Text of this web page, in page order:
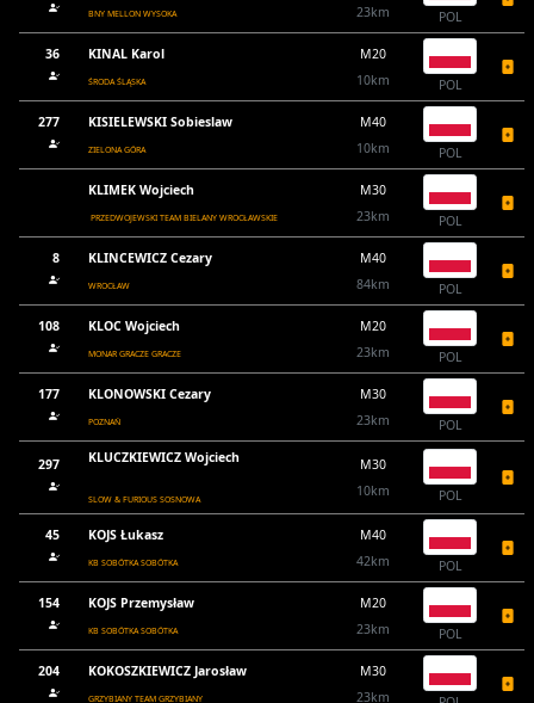
BNY MELLON WYSOKA
23km
POL
36 KINAL Karol
ŚRODA ŚLĄSKA
M20
10km
POL
277 KISIELEWSKI Sobieslaw
ZIELONA GÓRA
M40
10km
POL
KLIMEK Wojciech
PRZEDWOJEWSKI TEAM BIELANY WROCŁAWSKIE
M30
23km
POL
8 KLINCEWICZ Cezary
WROCŁAW
M40
84km
POL
108 KLOC Wojciech
MONAR GRACZE GRACZE
M20
23km
POL
177 KLONOWSKI Cezary
POZNAŃ
M30
23km
POL
297 KLUCZKIEWICZ Wojciech
SLOW & FURIOUS SOSNOWA
M30
10km
POL
45 KOJS Łukasz
KB SOBÓTKA SOBÓTKA
M40
42km
POL
154 KOJS Przemysław
KB SOBÓTKA SOBÓTKA
M20
23km
POL
204 KOKOSZKIEWICZ Jarosław
GRZYBIANY TEAM GRZYBIANY
M30
23km